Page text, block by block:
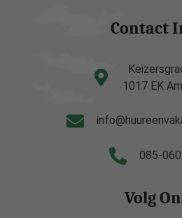
Contact
1017 EK
085-
Volg